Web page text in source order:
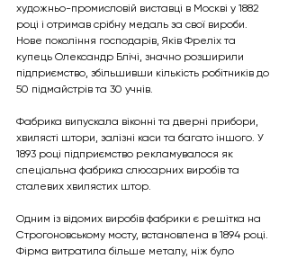
художньо-промисловій виставці в Москві у 1882
році і отримав срібну медаль за свої вироби.
Нове покоління господарів, Яків Фреліх та
купець Олександр Блічі, значно розширили
підприємство, збільшивши кількість робітників до
50 підмайстрів та 30 учнів.
Фабрика випускала віконні та дверні прибори,
хвилясті штори, залізні каси та багато іншого. У
1893 році підприємство рекламувалося як
спеціальна фабрика слюсарних виробів та
сталевих хвилястих штор.
Одним із відомих виробів фабрики є решітка на
Строгоновському мосту, встановлена в 1894 році.
Фірма витратила більше металу, ніж було